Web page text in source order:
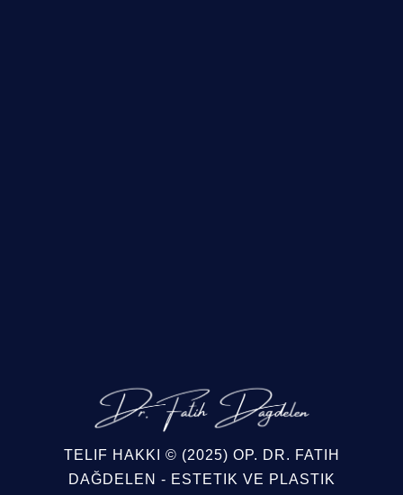
TELIF HAKKI © (2025) OP. DR. FATIH
DAĞDELEN - ESTETIK VE PLASTIK